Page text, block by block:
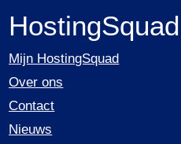
HostingSquad
Mijn HostingSquad
Over ons
Contact
Nieuws